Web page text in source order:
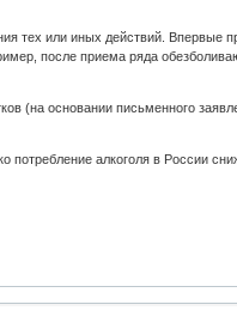
тех или иных действий. Впервые
после приема ряда
(на основании письменного
потребление алкоголя в России